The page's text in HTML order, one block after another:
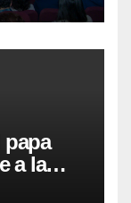
a la